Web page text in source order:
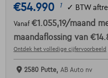
€54.990 1 ✓ BTW
Vanaf €1.055,19/maand
maandaflossing van
Ontdek het volledige cijfervoorbeeld
2580 Putte, AB Auto nv